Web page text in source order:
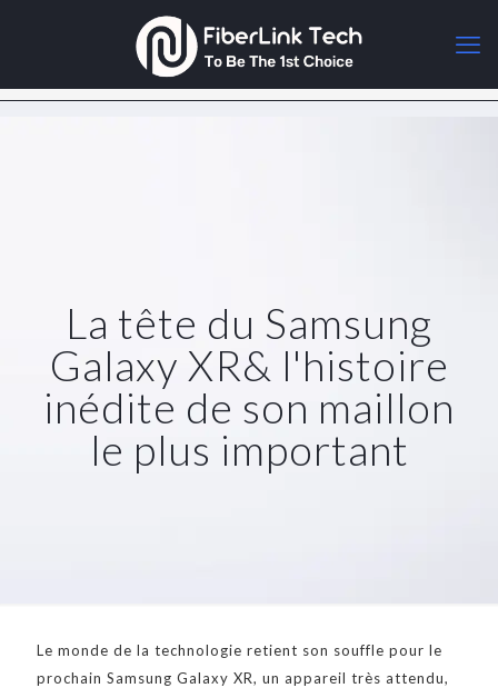
La tête du Samsung
Galaxy XR& l'histoire
inédite de son maillon
le plus important
Le monde de la technologie retient son souffle pour le
prochain Samsung Galaxy XR, un appareil très attendu,